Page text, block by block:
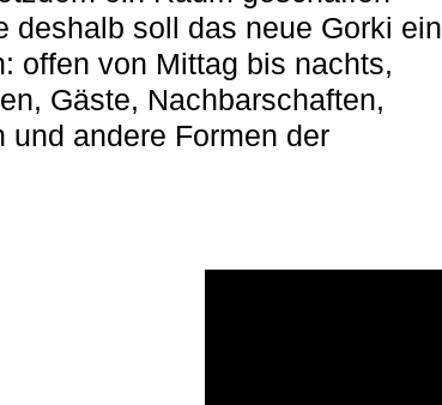
deshalb soll das neue Gorki ein
offen von Mittag bis nachts,
Gäste, Nachbarschaften,
und andere Formen der